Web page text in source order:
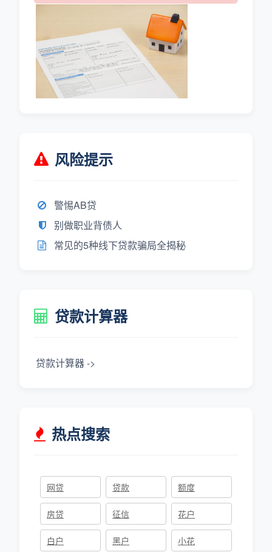
风险提示
警惕AB贷
别做职业背债人
常见的5种线下贷款骗局全揭秘
贷款计算器
贷款计算器 ->
热点搜索
网贷 贷款 额度
房贷 征信 花户
白户 黑户 小花